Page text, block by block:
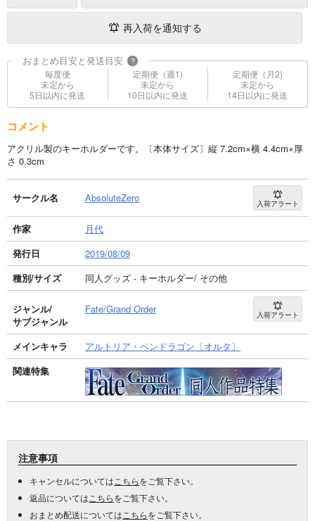
再入荷を通知する
おまとめ目安と発送目安 ?
毎度便
未定から
5日以内に発送
定期便（週1)
未定から
10日以内に発送
定期便（月2)
未定から
14日以内に発送
コメント
アクリル製のキーホルダーです。〔本体サイズ〕縦 7.2cm×横 4.4cm×厚
さ 0.3cm
サークル名 AbsoluteZero 入荷アラート
作家
月代
発行日
2019/08/09
種別/サイズ
同人グッズ - キーホルダー/ その他
ジャンル/
サブジャンル
Fate/Grand Order 入荷アラート
メインキャラ
アルトリア・ペンドラゴン〔オルタ〕
関連特集
注意事項
キャンセルについては こちらをご覧下さい。
返品については こちらをご覧下さい。
おまとめ配送については こちらをご覧下さい。